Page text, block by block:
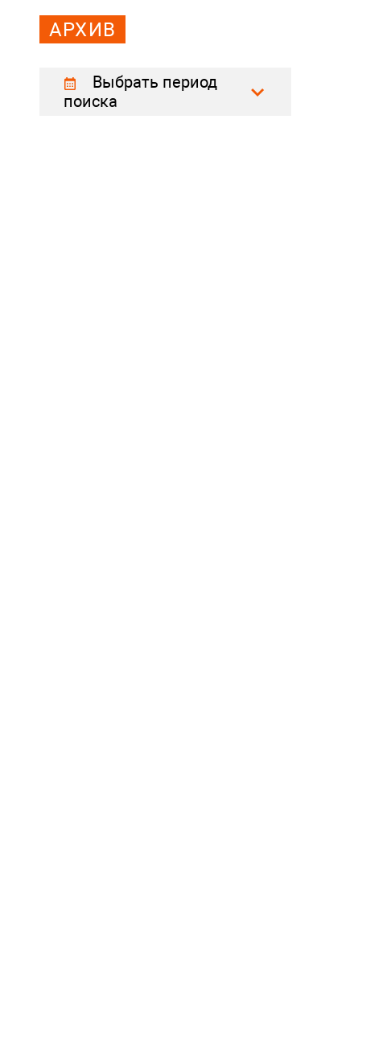
АРХИВ
Выбрать период
поиска